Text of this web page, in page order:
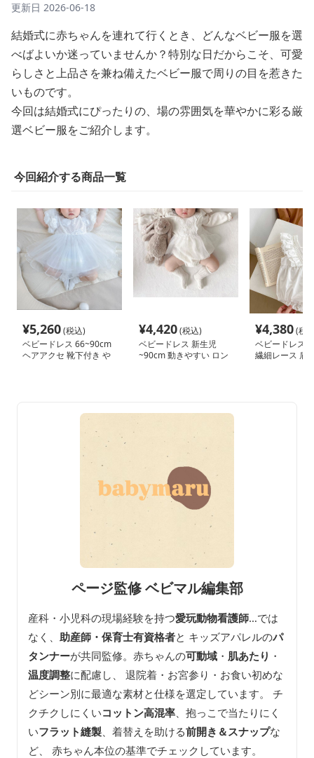
更新日 2026-06-18
結婚式に赤ちゃんを連れて行くとき、どんなベビー服を選
べばよいか迷っていませんか？特別な日だからこそ、可愛
らしさと上品さを兼ね備えたベビー服で周りの目を惹きた
いものです。
今回は結婚式にぴったりの、場の雰囲気を華やかに彩る厳
選ベビー服をご紹介します。
今回紹介する商品一覧
¥5,260(税込)
ベビードレス 66~90cm
ヘアアクセ 靴下付き や
¥4,420(税込)
ベビードレス 新生児
~90cm 動きやすい ロン
¥4,380(税
ベビードレス
繊細レース 肩
ページ監修 ベビマル編集部
産科・小児科の現場経験を持つ愛玩動物看護師…では
なく、 助産師・保育士有資格者と キッズアパレルのパ
タンナーが共同監修。赤ちゃんの可動域 ・ 肌あたり ・
温度調整に配慮し、 退院着・お宮参り・お食い初めな
どシーン別に最適な素材と仕様を選定しています。 チ
クチクしにくいコットン高混率 、抱っこで当たりにく
いフラット縫製 、着替えを助ける前開き＆スナップな
ど、 赤ちゃん本位の基準でチェックしています。